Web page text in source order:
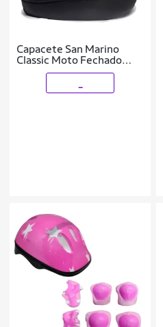
Capacete San Marino
Classic Moto Fechado
Automático Motoboy